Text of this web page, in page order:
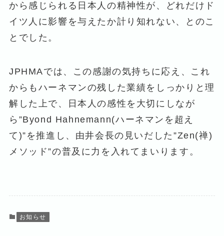
から感じられる日本人の精神性が、どれだけド
イツ人に影響を与えたか計り知れない、とのこ
とでした。
JPHMAでは、この感謝の気持ちに応え、これ
からもハーネマンの残した業績をしっかりと理
解した上で、日本人の感性を大切にしなが
ら”Byond Hahnemann(ハーネマンを超え
て)”を推進し、由井会長の見いだした”Zen(禅)
メソッド”の普及に力を入れてまいります。
お知らせ